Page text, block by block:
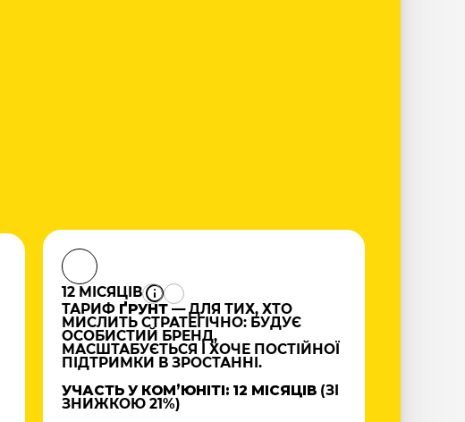
12 МІСЯЦІВ
ТАРИФ ҐРУНТ— ДЛЯ ТИХ, ХТО
МИСЛИТЬ СТРАТЕГІЧНО: БУДУЄ
ОСОБИСТИЙ БРЕНД,
МАСШТАБУЄТЬСЯ І ХОЧЕ ПОСТІЙНОЇ
ПІДТРИМКИ В ЗРОСТАННІ.
УЧАСТЬ У КОМʼЮНІТІ: 12 МІСЯЦІВ (ЗІ
ЗНИЖКОЮ 21%)